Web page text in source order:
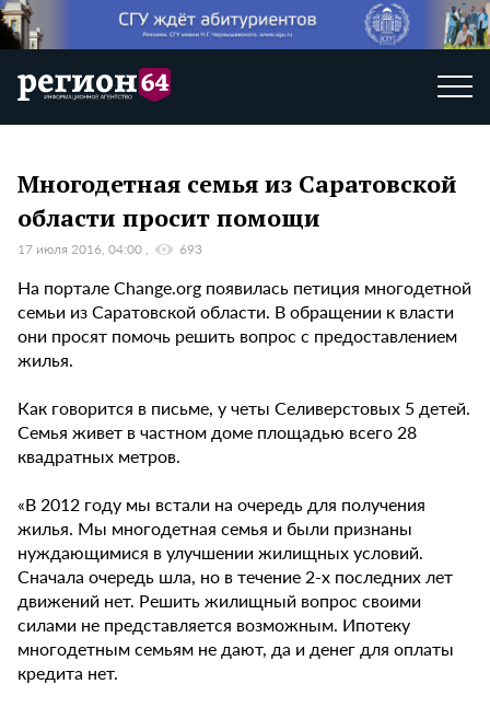
Многодетная семья из Саратовской
области просит помощи
17 июля 2016, 04:00 693
На портале Change.org появилась петиция многодетной
семьи из Саратовской области. В обращении к власти
они просят помочь решить вопрос с предоставлением
жилья.
Как говорится в письме, у четы Селиверстовых 5 детей.
Семья живет в частном доме площадью всего 28
квадратных метров.
«В 2012 году мы встали на очередь для получения
жилья. Мы многодетная семья и были признаны
нуждающимися в улучшении жилищных условий.
Сначала очередь шла, но в течение 2-х последних лет
движений нет. Решить жилищный вопрос своими
силами не представляется возможным. Ипотеку
многодетным семьям не дают, да и денег для оплаты
кредита нет.